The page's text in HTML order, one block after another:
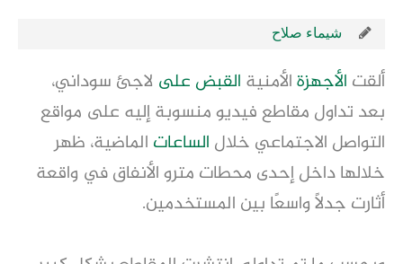
شيماء صلاح
ألقت الأجهزة الأمنية القبض على
التواصل الاجتماعي خلال الساعات
الماضية، ظهر
أثارت جدلًا واسعًا بين المستخدمين.